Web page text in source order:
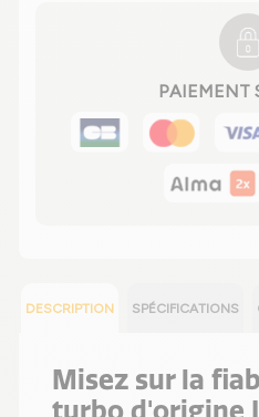
PAIEMENT
DESCRIPTION SPÉCIFICATIONS
Misez sur la